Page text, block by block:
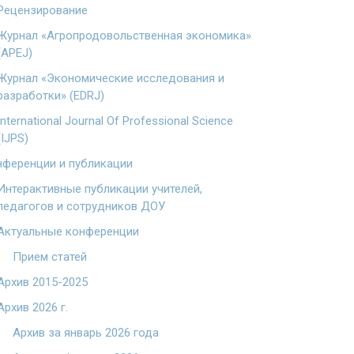
«Агропродовольственная экономика»
«Экономические исследования и
(EDRJ)
Journal Of Professional Science
и публикации
публикации учителей,
и сотрудников ДОУ
конференции
Прием статей
2015-2025
2026 г.
Архив за январь 2026 года